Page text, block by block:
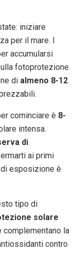
iniziare
per il mare. I
accumularsi
fotoprotezione
di almeno 8-12
cominciare è 8-
intensa.
di
ai primi
esposizione è
tipo di
solare
complementano la
contro